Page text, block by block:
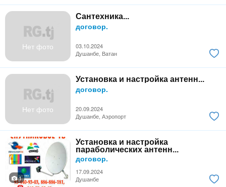
Нет фото
Сантехника...
договор.
03.10.2024
Душанбе, Ватан
Нет фото
Установка и настройка антенн...
договор.
20.09.2024
Душанбе, Аэропорт
Установка и настройка
параболических антенн...
договор.
17.09.2024
1
Душанбе